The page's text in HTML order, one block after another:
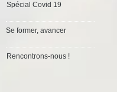
Spécial Covid 19
Se former, avancer
Rencontrons-nous !